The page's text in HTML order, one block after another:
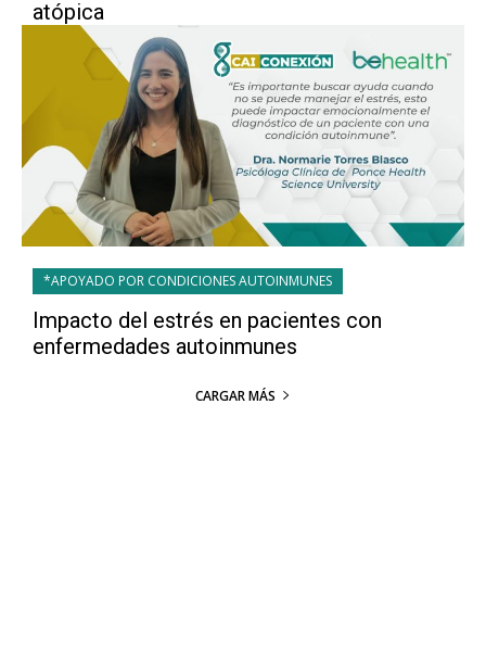
atópica
*APOYADO POR CONDICIONES AUTOINMUNES
Impacto del estrés en pacientes con
enfermedades autoinmunes
CARGAR MÁS